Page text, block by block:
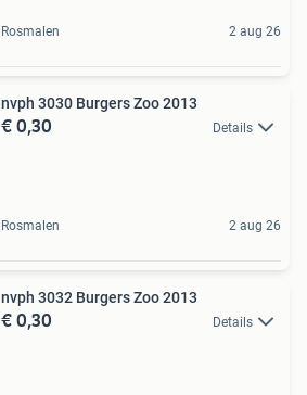
Rosmalen 2 aug 26
nvph 3030 Burgers Zoo 2013
€ 0,30 Details
Rosmalen 2 aug 26
nvph 3032 Burgers Zoo 2013
€ 0,30 Details